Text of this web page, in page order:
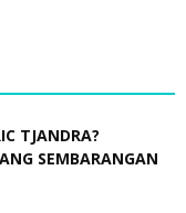
TJANDRA?
SEMBARANGAN